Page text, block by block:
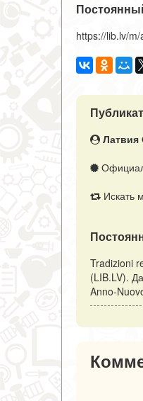
https://lib.lv/
Латвия
Искать
Tradizioni
(LIB.LV).
Anno-